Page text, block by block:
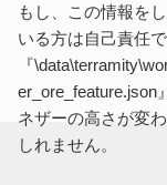
もし、この情報を
いる方は自己責任
『
er_ore_feature.json
ネザーの高さが変
しれません。